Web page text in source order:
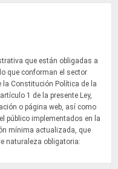
que están obligadas a
que conforman el sector
la Constitución Política de la
1 de la presente Ley,
o página web, así como
público implementados en la
mínima actualizada, que
naturaleza obligatoria: